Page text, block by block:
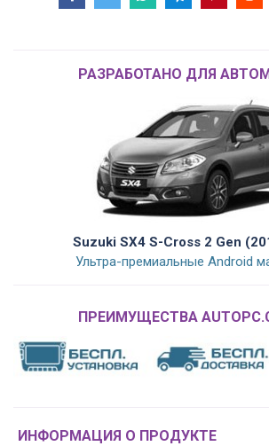
РАЗРАБОТАНО ДЛЯ
Suzuki SX4 S-Cross 2 Gen
Ультра-премиальные Android
ПРЕИМУЩЕСТВА
ИНФОРМАЦИЯ О ПРОДУКТЕ